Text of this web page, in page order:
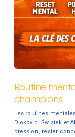
Routine
champions
Les routines
Djokovic, Świątek et
pression, rester